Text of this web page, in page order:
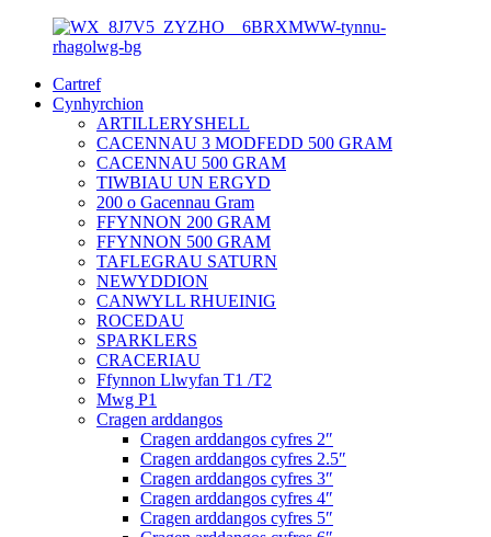
Cartref
Cynhyrchion
ARTILLERYSHELL
CACENNAU 3 MODFEDD 500 GRAM
CACENNAU 500 GRAM
TIWBIAU UN ERGYD
200 o Gacennau Gram
FFYNNON 200 GRAM
FFYNNON 500 GRAM
TAFLEGRAU SATURN
NEWYDDION
CANWYLL RHUEINIG
ROCEDAU
SPARKLERS
CRACERIAU
Ffynnon Llwyfan T1 /T2
Mwg P1
Cragen arddangos
Cragen arddangos cyfres 2″
Cragen arddangos cyfres 2.5″
Cragen arddangos cyfres 3″
Cragen arddangos cyfres 4″
Cragen arddangos cyfres 5″